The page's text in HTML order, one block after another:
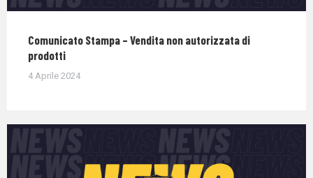
Comunicato Stampa – Vendita non autorizzata di
prodotti
4 Aprile 2024